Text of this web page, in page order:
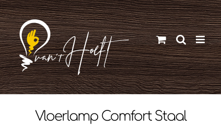
Ga
naar
inhoud
Vloerlamp Comfort Staal